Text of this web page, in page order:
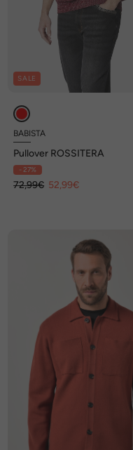
SALE
BABISTA
Pullover ROSSITERA
- 27%
72,99€ 52,99€